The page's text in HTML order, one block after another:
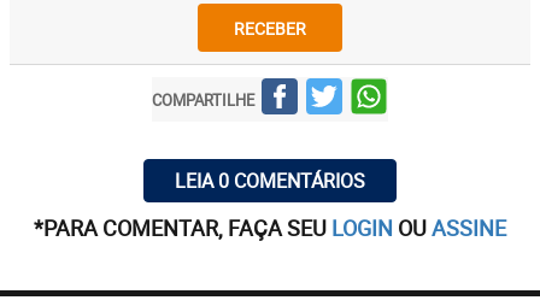
RECEBER
COMPARTILHE
LEIA 0 COMENTÁRIOS
*PARA COMENTAR, FAÇA SEU LOGIN OUASSINE